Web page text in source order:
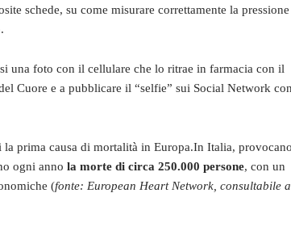
schede, su come misurare correttamente la pressione
.
una foto con il cellulare che lo ritrae in farmacia con il
Cuore e a pubblicare il “selfie” sui Social Network
prima causa di mortalità in Europa.In Italia,
ogni anno la morte di circa 250.000 persone, con un
(fonte: European Heart Network, consultabile